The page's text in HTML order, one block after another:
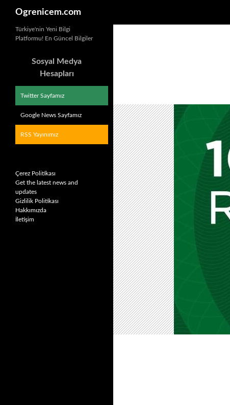
İçeriğe
Ogrenicem.com
Türkiye'nin Yeni Bilgi
Platformu! En Güncel Bilgiler
Sosyal Medya
Hesapları
Twitter Sayfamız
Google News Sayfamız
RSS Yayınımız
Çerez Politikası
Get the latest news and
updates
Gizlilik Politikası
Hakkımızda
İletişim